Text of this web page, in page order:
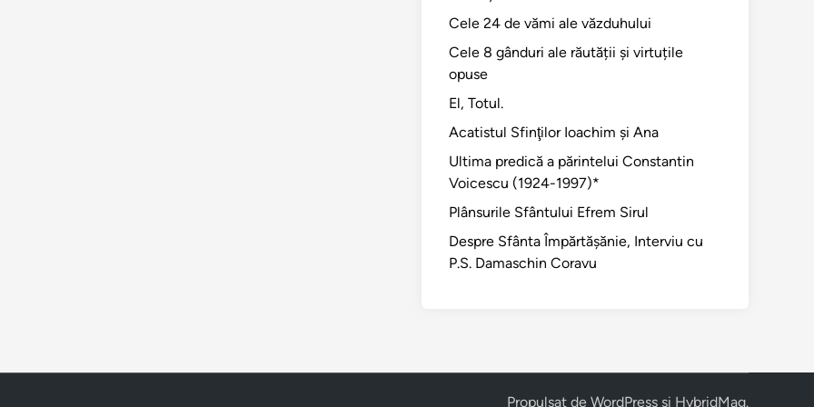
Cele 24 de vămi ale văzduhului
Cele 8 gânduri ale răutății și virtuțile
opuse
El, Totul.
Acatistul Sfinţilor Ioachim şi Ana
Ultima predică a părintelui Constantin
Voicescu (1924-1997)*
Plânsurile Sfântului Efrem Sirul
Despre Sfânta Împărtăşănie, Interviu cu
P.S. Damaschin Coravu
Propulsat de WordPress și HybridMag.